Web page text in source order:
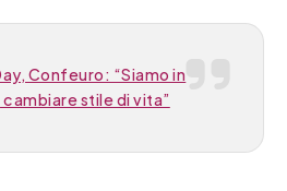
Confeuro: “Siamo in
stile di vita”